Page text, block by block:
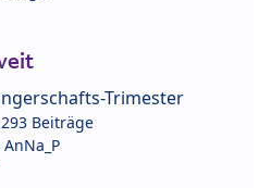
Trimester
Beiträge
AnNa_P